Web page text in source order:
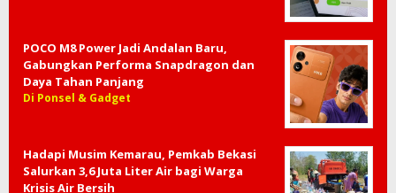
POCO M8 Power Jadi Andalan Baru,
Gabungkan Performa Snapdragon dan
Daya Tahan Panjang
Di Ponsel & Gadget
Hadapi Musim Kemarau, Pemkab Bekasi
Salurkan 3,6 Juta Liter Air bagi Warga
Krisis Air Bersih